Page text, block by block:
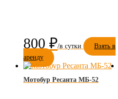
800 ₽
Взять в
аренду
Мотобур Ресанта МБ-52